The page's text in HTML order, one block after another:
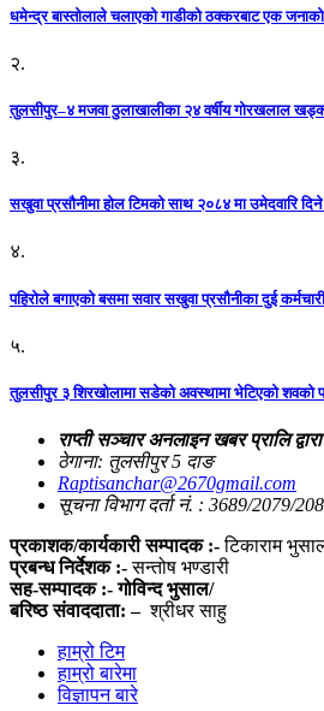
धमेन्द्र बास्तोलाले चलाएको गाडीको ठक्करबाट एक जनाको
२.
तुलसीपुर–४ मजवा ठुलाखालीका २४ वर्षीय गोरखलाल
३.
सखुवा प्रसौनीमा होल टिमको साथ २०८४ मा उमेदवारि
४.
पहिराेले बगाएकाे बसमा सवार सखुवा प्रसाैनीका दुई
५.
तुलसीपुर ३ शिरखोलामा सडेको अवस्थामा भेटिएको शवको
राप्ती सञ्चार अनलाइन खबर प्रालि
ठेगाना: तुलसीपुर 5 दाङ
Raptisanchar@2670gmail.com
सूचना विभाग दर्ता नं. : 3689/2079/
प्रकाशक/कार्यकारी सम्पादक :-टिकाराम
प्रबन्ध निर्देशक :-सन्तोष भण्डारी
सह-सम्पादक :- गोविन्द भुसाल/
बरिष्ठ संवाददाता: – श्रीधर साहु
हाम्रो टिम
हाम्रो बारेमा
विज्ञापन बारे